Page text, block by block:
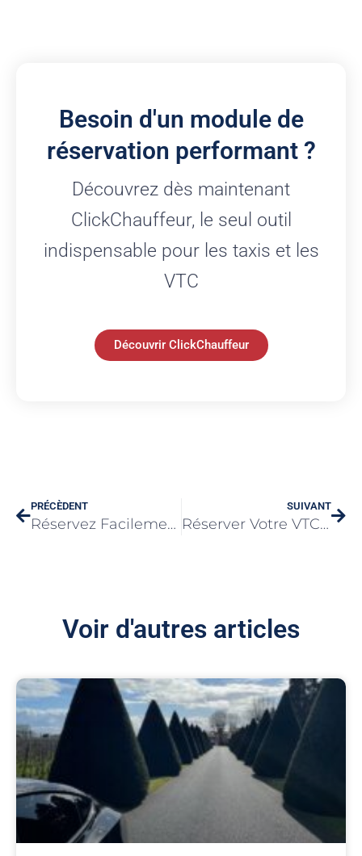
Besoin d'un module de
réservation performant ?
Découvrez dès maintenant
ClickChauffeur, le seul outil
indispensable pour les taxis et les
VTC
Découvrir ClickChauffeur
PRÉCÈDENT
Réservez Facilement Votre VTC à Bordeaux
SUIVANT
Réserver Votre VTC avec Centrale VTC Caen Normandie
Voir d'autres articles